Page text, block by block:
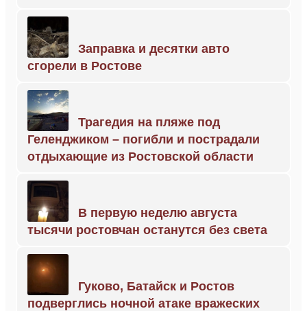
Заправка и десятки авто
сгорели в Ростове
Трагедия на пляже под
Геленджиком – погибли и пострадали
отдыхающие из Ростовской области
В первую неделю августа
тысячи ростовчан останутся без света
Гуково, Батайск и Ростов
подверглись ночной атаке вражеских